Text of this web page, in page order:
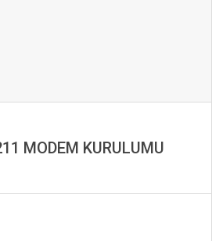
MODEM KURULUMU